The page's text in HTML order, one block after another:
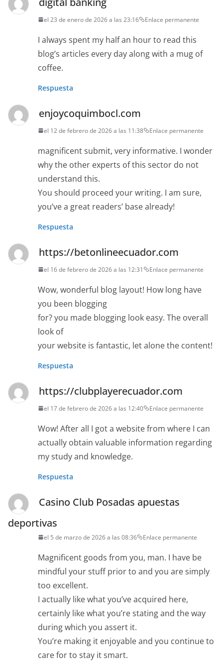
el 23 de enero de 2026 a las 23:16 Enlace permanente
I always spent my half an hour to read this
blog’s articles every day along with a mug of
coffee.
Respuesta
enjoycoquimbocl.com
el 12 de febrero de 2026 a las 11:38 Enlace permanente
magnificent submit, very informative. I wonder
why the other experts of this sector do not
understand this.
You should proceed your writing. I am sure,
you’ve a great readers’ base already!
Respuesta
https://betonlineecuador.com
el 16 de febrero de 2026 a las 12:31 Enlace permanente
Wow, wonderful blog layout! How long have
you been blogging
for? you made blogging look easy. The overall
look of
your website is fantastic, let alone the content!
Respuesta
https://clubplayerecuador.com
el 17 de febrero de 2026 a las 12:40 Enlace permanente
Wow! After all I got a website from where I can
actually obtain valuable information regarding
my study and knowledge.
Respuesta
Casino Club Posadas apuestas
deportivas
el 5 de marzo de 2026 a las 08:36 Enlace permanente
Magnificent goods from you, man. I have be
mindful your stuff prior to and you are simply
too excellent.
I actually like what you’ve acquired here,
certainly like what you’re stating and the way
during which you assert it.
You’re making it enjoyable and you continue to
care for to stay it smart.